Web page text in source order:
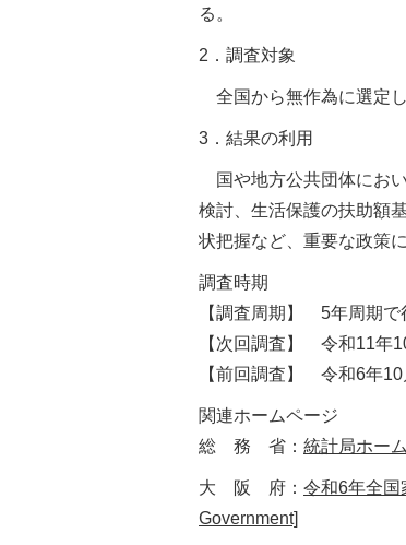
る。
2．調査対象
全国から無作為に選定
3．結果の利用
国や地方公共団体にお
検討、生活保護の扶助額
状把握など、重要な政策
調査時期
【調査周期】 5年周期で
【次回調査】 令和11年
【前回調査】 令和6年
関連ホームページ
総 務 省： 統計局ホー
大 阪 府： 令和6年全国
Government]